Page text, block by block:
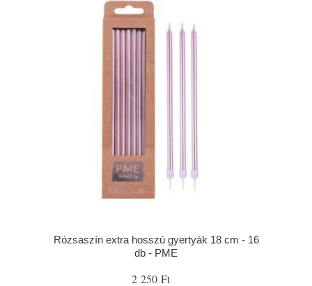
Rózsaszín extra hosszú gyertyák 18 cm - 16
db - PME
2 250 Ft